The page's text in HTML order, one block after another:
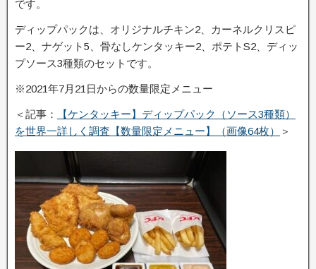
です。
ディップパックは、オリジナルチキン2、カーネルクリスピ
ー2、ナゲット5、骨なしケンタッキー2、ポテトS2、ディッ
プソース3種類のセットです。
※2021年7月21日からの数量限定メニュー
＜記事：
【ケンタッキー】ディップパック（ソース3種類）
を世界一詳しく調査【数量限定メニュー】（画像64枚）
＞